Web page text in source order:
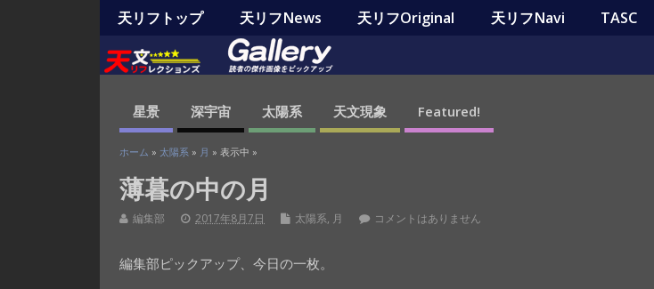
天リフトップ 天リフNews 天リフOriginal 天リフNavi TASC
星景 深宇宙 太陽系 天文現象 Featured!
ホーム » 太陽系 » 月 » 表示中 »
薄暮の中の月
編集部 2017年8月7日 太陽系, 月 コメントはありません
編集部ピックアップ、今日の一枚。